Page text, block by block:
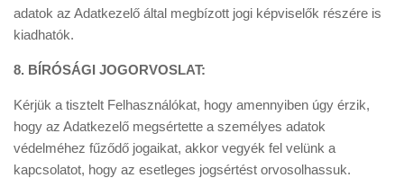
adatok az Adatkezelő által megbízott jogi képviselők részére is
kiadhatók.
​8. BÍRÓSÁGI JOGORVOSLAT:
Kérjük a tisztelt Felhasználókat, hogy amennyiben úgy érzik,
hogy az Adatkezelő megsértette a személyes adatok
védelméhez fűződő jogaikat, akkor vegyék fel velünk a
kapcsolatot, hogy az esetleges jogsértést orvosolhassuk.